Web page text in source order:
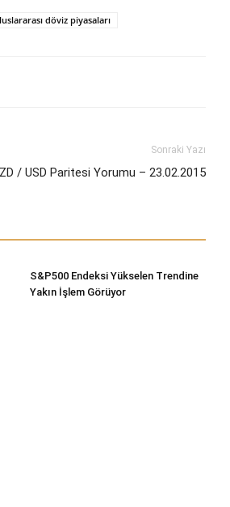
döviz piyasaları
Sonraki Yazı
/ USD Paritesi Yorumu – 23.02.2015
S&P500 Endeksi Yükselen Trendine
Yakın İşlem Görüyor